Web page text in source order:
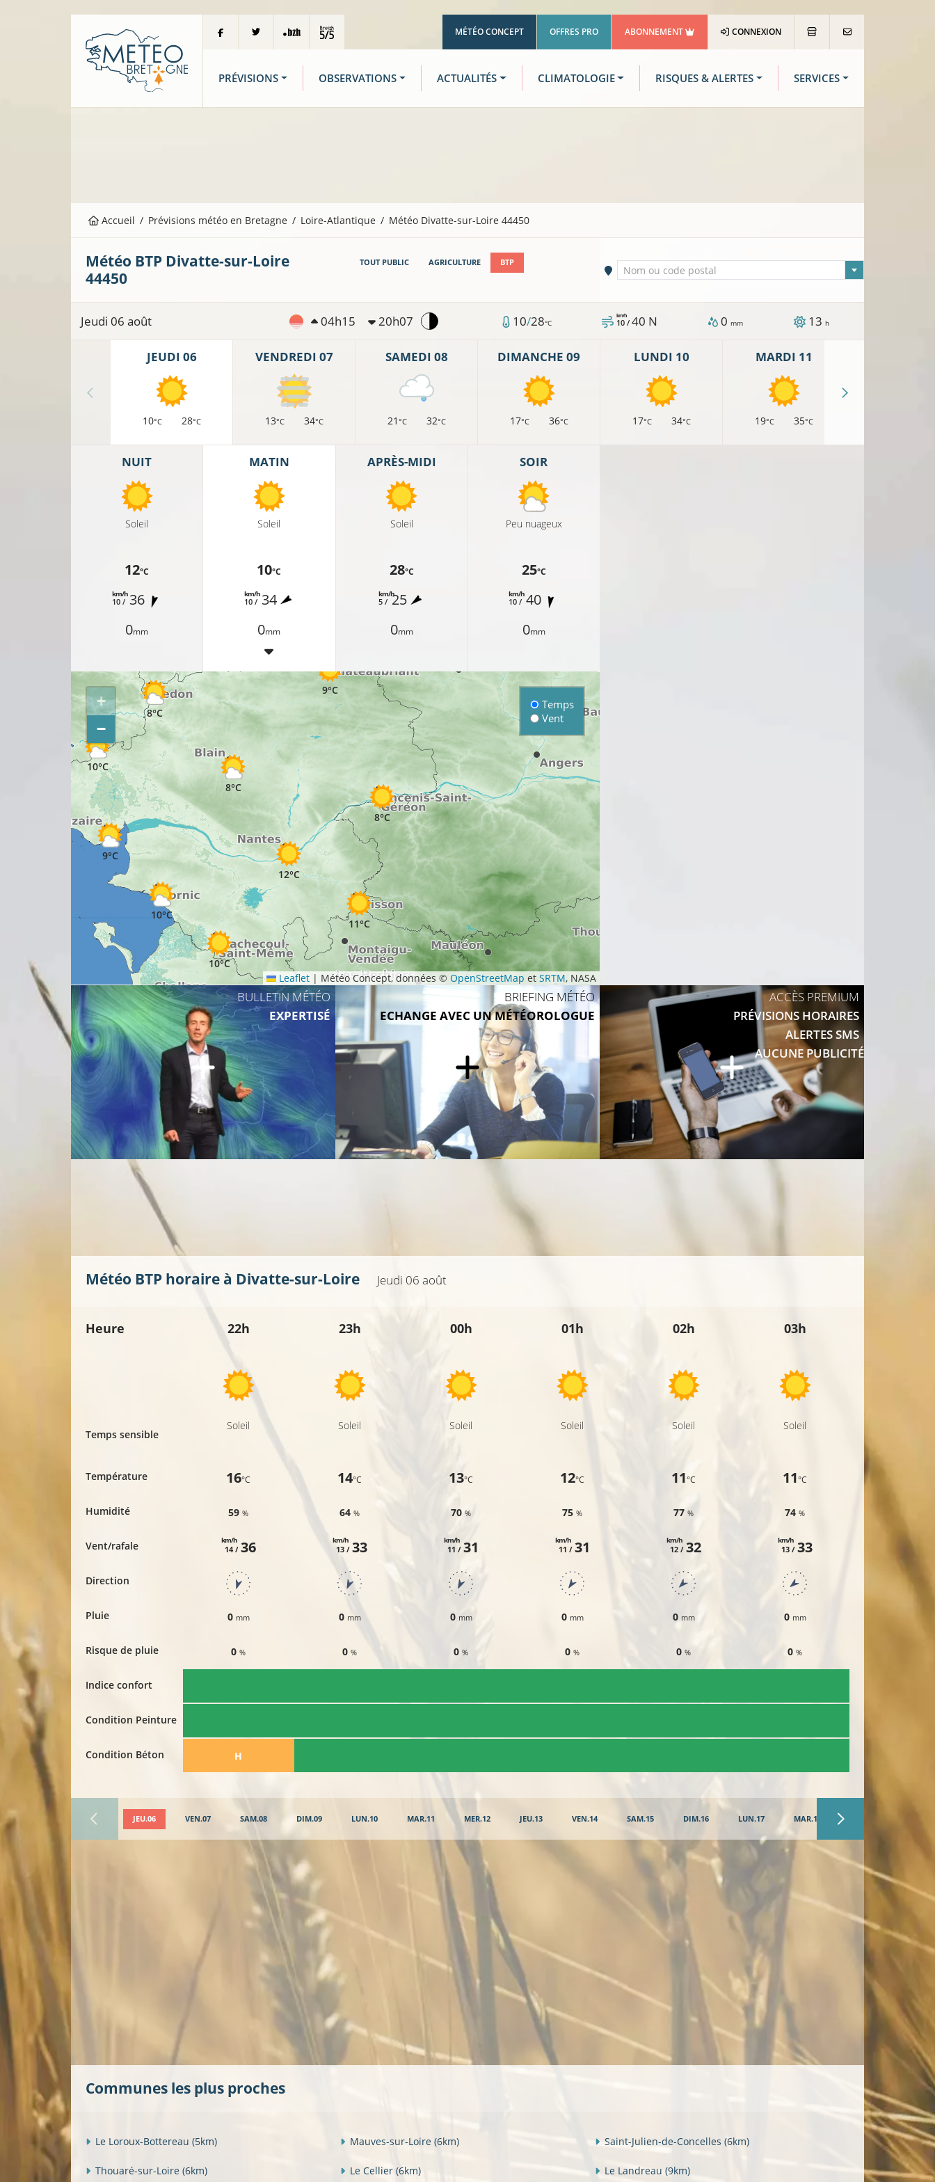
MÉTÉO CONCEPT OFFRES PRO ABONNEMENT CONNEXION
PRÉVISIONS OBSERVATIONS ACTUALITÉS CLIMATOLOGIE RISQUES & ALERTES SERVICES
Accueil Prévisions météo en Bretagne Loire-Atlantique Météo Divatte-sur-Loire 44450
Météo BTP Divatte-sur-Loire
44450
TOUT PUBLIC AGRICULTURE BTP
Ville sélectionnée
Nom ou code postal
Jeudi 06 août 04h15 20h07 10/28°C 10 /
km/h 40 N 0 mm 13 h
JEUDI 06
10°C 28°C
VENDREDI 07
13°C 34°C
SAMEDI 08
21 °C 32°C
DIMANCHE 09
17°C 36°C
LUNDI 10
17°C 34°C
MARDI 11
19°C 35°C
NUIT
Soleil
12°C
10 /
km/h 36
0mm
MATIN
Soleil
10°C
10 /
km/h 34
0mm
APRÈS-MIDI
Soleil
28°C
5 /
km/h25
0mm
SOIR
Peu nuageux
25°C
10 /
km/h40
0mm
10°C
9°C
8°C
9°C
8°C
8°C
8°C
9°C
11°C
10°C
12°C
10°C
9°C
+
−
Temps
Vent
Leaflet | Météo Concept, données © OpenStreetMap et SRTM, NASA
BULLETIN MÉTÉO
EXPERTISÉ
BRIEFING MÉTÉO
ECHANGE AVEC UN MÉTÉOROLOGUE
ACCÈS PREMIUM
PRÉVISIONS HORAIRES
ALERTES SMS
AUCUNE PUBLICITÉ
Météo BTP horaire à Divatte-sur-Loire Jeudi 06 août
Heure
Temps sensible
Température
Humidité
Vent/rafale
Direction
Pluie
Risque de pluie
Indice confort
Condition Peinture
Condition Béton
22h
Soleil
16°C
59%
14 /
km/h 36
0 mm
0%
​H
23h
Soleil
14°C
64%
13 /
km/h 33
0 mm
0%
00h
Soleil
13°C
70%
11 /
km/h 31
0 mm
0%
01h
Soleil
12°C
75%
11 /
km/h 31
0 mm
0%
02h
Soleil
11°C
77%
12 /
km/h 32
0 mm
0%
03h
Soleil
11°C
74%
13 /
km/h 33
0 mm
0%
34
JEU.06 VEN.07 SAM.08 DIM.09 LUN.10 MAR.11 MER.12 JEU.13 VEN.14 SAM.15 DIM.16 LUN.17 MAR.18
Communes les plus proches
Le Loroux-Bottereau (5km) Mauves-sur-Loire (6km) Saint-Julien-de-Concelles (6km)
Thouaré-sur-Loire (6km) Le Cellier (6km) Le Landreau (9km)